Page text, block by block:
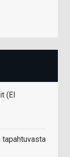
(EI
tapahtuvasta